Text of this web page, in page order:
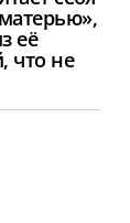
её
что не